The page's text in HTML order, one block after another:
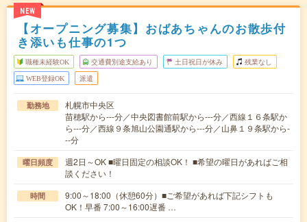
NEW
【オープニング募集】おばあちゃんのお散歩付
き添いも仕事の1つ
職種未経験OK 交通費別途支給あり 土日祝日が休み 残業なし
WEB登録OK 派遣
勤務地
札幌市中央区
苗穂駅から---分／中央図書館前駅から---分／西線１６条駅か
ら---分／西線９条旭山公園通駅から---分／山鼻１９条駅から-
--分
曜日頻度
週2日～OK ■曜日固定の相談OK！ ■希望の曜日があればご相
談ください！
時間
9:00～18:00（休憩60分）■ご希望があれば下記シフトも
OK！早番 7:00～16:00遅番 …